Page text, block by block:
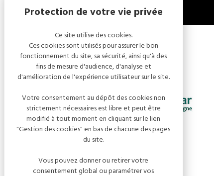
MENTIONS LÉGALES GESTION DES COOKIES
Ce site utilise des cookies.
Ces cookies sont utilisés pour assurer le bon
fonctionnement du site, sa sécurité, ainsi qu'à des
fins de mesure d'audience, d'analyse et
d'amélioration de l'expérience utilisateur sur le site.
Votre consentement au dépôt des cookies non
strictement nécessaires est libre et peut être
modifié à tout moment en cliquant sur le lien
"Gestion des cookies" en bas de chacune des pages
du site.
Vous pouvez donner ou retirer votre
consentement global ou paramétrer vos